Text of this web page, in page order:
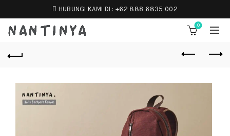
HUBUNGI KAMI DI :+62 888 6835 002
0